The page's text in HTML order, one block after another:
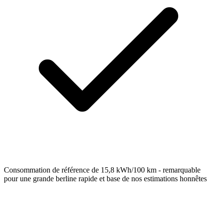
Consommation de référence de 15,8 kWh/100 km - remarquable
pour une grande berline rapide et base de nos estimations honnêtes